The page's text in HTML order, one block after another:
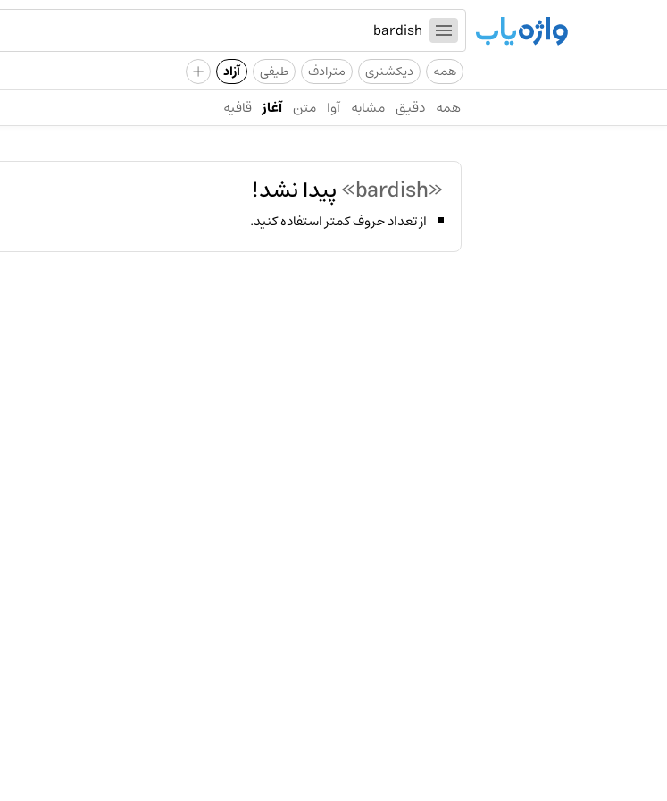
همه دیکشنری مترادف طیفی آزاد +
همه دقیق مشابه آوا متن آغاز قافیه
«bardish» پیدا نشد!
از تعداد حروف کمتر استفاده کنید.